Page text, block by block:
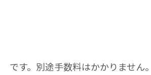
です。別途手数料はかかりません。